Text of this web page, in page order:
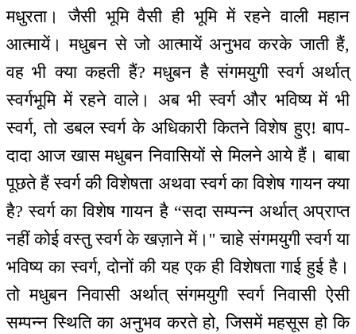
मधुरता। जैसी भूमि वैसी ही भूमि में रहने वाली महान
आत्मायें। मधुबन से जो आत्मायें अनुभव करके जाती हैं,
वह भी क्या कहती हैं? मधुबन है संगमयुगी स्वर्ग अर्थात्
स्वर्गभूमि में रहने वाले। अब भी स्वर्ग और भविष्य में भी
स्वर्ग, तो डबल स्वर्ग के अधिकारी कितने विशेष हुए! बाप-
दादा आज खास मधुबन निवासियों से मिलने आये हैं। बाबा
पूछते हैं स्वर्ग की विशेषता अथवा स्वर्ग का विशेष गायन क्या
है? स्वर्ग का विशेष गायन है “सदा सम्पन्न अर्थात् अप्राप्त
नहीं कोई वस्तु स्वर्ग के खज़ाने में।'' चाहे संगमयुगी स्वर्ग या
भविष्य का स्वर्ग, दोनों की यह एक ही विशेषता गाई हुई है।
तो मधुबन निवासी अर्थात् संगमयुगी स्वर्ग निवासी ऐसी
सम्पन्न स्थिति का अनुभव करते हो, जिसमें महसूस हो कि